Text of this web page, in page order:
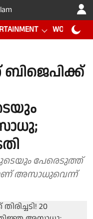
WORLD CUP
പേരെടുത്ത്
അസാധുവെന്ന്